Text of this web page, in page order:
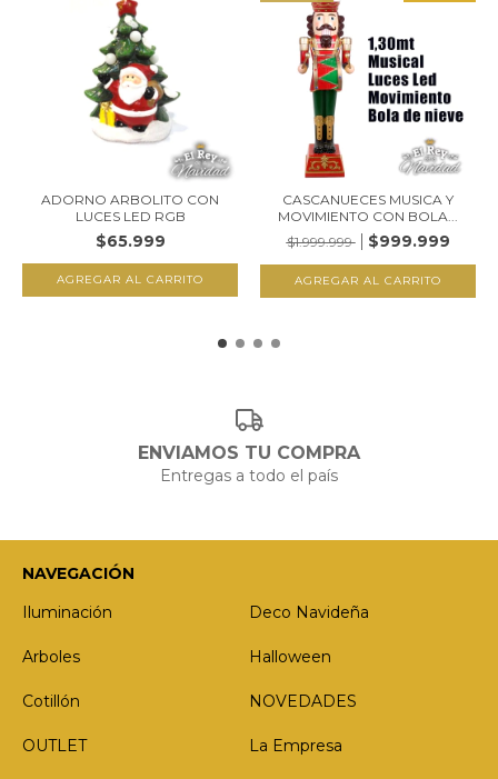
ADORNO ARBOLITO CON
LUCES LED RGB
$65.999
CASCANUECES MUSICA Y
MOVIMIENTO CON BOLA...
$1.999.999
$999.999
ENVIAMOS TU COMPRA
Entregas a todo el país
NAVEGACIÓN
Iluminación
Deco Navideña
Arboles Halloween
Cotillón NOVEDADES
OUTLET La Empresa